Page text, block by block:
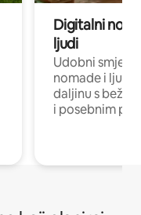
Digitalni
ljudi
Udobni
nomade i ljude
daljinu s
i posebnim